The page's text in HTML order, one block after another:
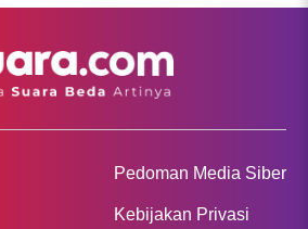
Pedoman Media Siber
Kebijakan Privasi